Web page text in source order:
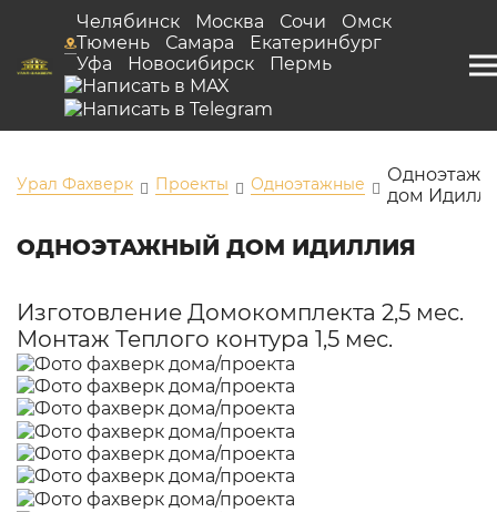
Челябинск Москва Сочи
Омск
Тюмень
Самара
Екатеринбург
Уфа
Новосибирск Пермь
Урал Фахверк Проекты Одноэтажные
дом
ОДНОЭТАЖНЫЙ ДОМ ИДИЛЛИЯ
Изготовление Домокомплекта 2,5 мес.
Монтаж Теплого контура 1,5 мес.